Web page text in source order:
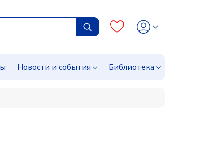
Новости и события Библиотека